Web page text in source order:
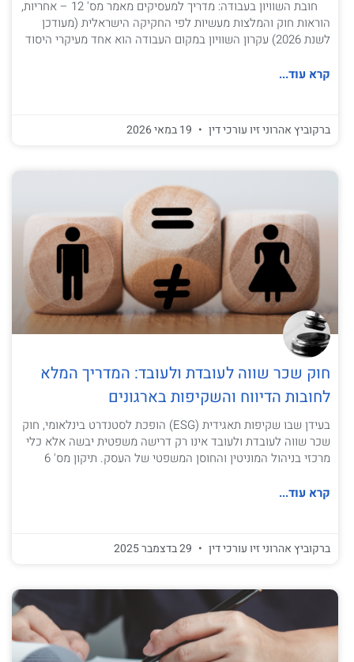
חובת השוויון בעבודה: מדריך למעסיקים מאמר מס' 12 – אחריות,
הוראות חוק והמלצות מעשיות לפי החקיקה הישראלית (מעודכן
לשנת 2026) עקרון השוויון במקום העבודה הוא אחד מעיקרי היסוד
קרא עוד...
ברקוביץ אהרוני זיו עורכי דין
חוק שכר שווה לעובדת ולעובד: המדריך המלא
לחובות הדיווח והשקיפות בארגונים
בעידן שבו שקיפות תאגידית (ESG) הופכת לסטנדרט בינלאומי, חוק
שכר שווה לעובדת ולעובד אינו רק דרישה משפטית יבשה אלא כלי
מרכזי בניהול המוניטין והחוסן המשפטי של העסק. תיקון מס' 6
קרא עוד...
ברקוביץ אהרוני זיו עורכי דין